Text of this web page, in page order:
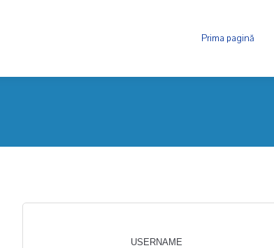
Prima pagină
USERNAME